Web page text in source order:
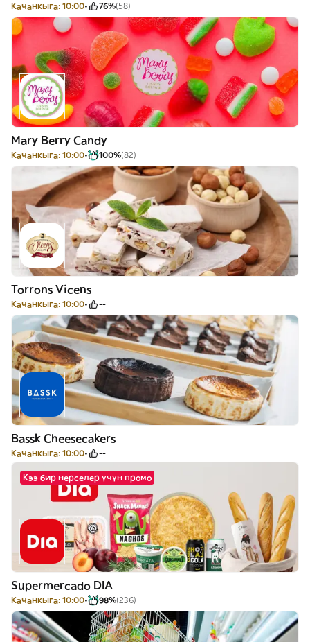
Качанкыга: 10:00 76%(58)
Mary Berry Candy
Качанкыга: 10:00 100%(82)
Torrons Vicens
Качанкыга: 10:00 --
Bassk Cheesecakers
Качанкыга: 10:00 --
Кээ бир нерселер үчүн промо
Supermercado DIA
Качанкыга: 10:00 98%(236)